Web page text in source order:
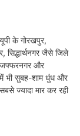
के गोरखपुर,
सिद्धार्थनगर जैसे जिले
मुजफ्फरनगर और
भी सुबह-शाम धुंध और
ज्यादा मार कर रही